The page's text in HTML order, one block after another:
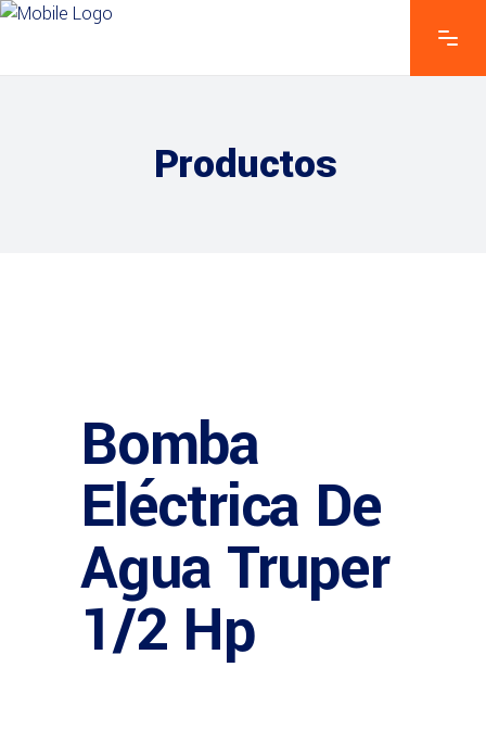
Productos
Bomba
Eléctrica De
Agua Truper
1/2 Hp